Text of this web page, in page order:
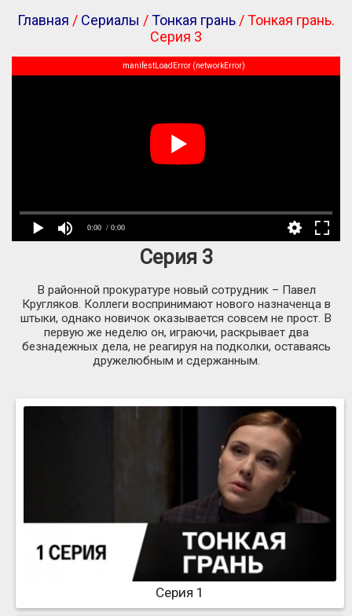
Главная / Сериалы /Тонкая грань / Тонкая грань.
Серия 3
0:00 / 0:00
manifestLoadError (networkError)
Серия 3
В районной прокуратуре новый сотрудник – Павел
Кругляков. Коллеги воспринимают нового назначенца в
штыки, однако новичок оказывается совсем не прост. В
первую же неделю он, играючи, раскрывает два
безнадежных дела, не реагируя на подколки, оставаясь
дружелюбным и сдержанным.
Серия 1